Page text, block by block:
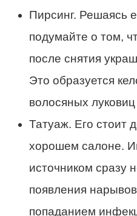
Пирсинг. Решаясь
подумайте о том,
после снятия
Это образуется
волосяных
Татуаж. Его стоит
хорошем салоне.
источником сразу
появления
попаданием